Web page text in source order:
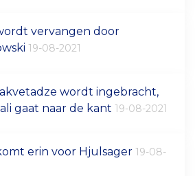
vervangen door
19-08-2021
wordt ingebracht,
gaat naar de kant 19-08-2021
erin voor Hjulsager 19-08-